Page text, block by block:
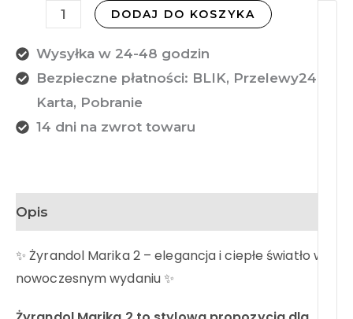
DODAJ DO KOSZYKA
Wysyłka w 24-48 godzin
Bezpieczne płatności: BLIK, Przelewy24,
Karta, Pobranie
14 dni na zwrot towaru
Opis
✨ Żyrandol Marika 2 – elegancja i ciepłe światło w
nowoczesnym wydaniu ✨